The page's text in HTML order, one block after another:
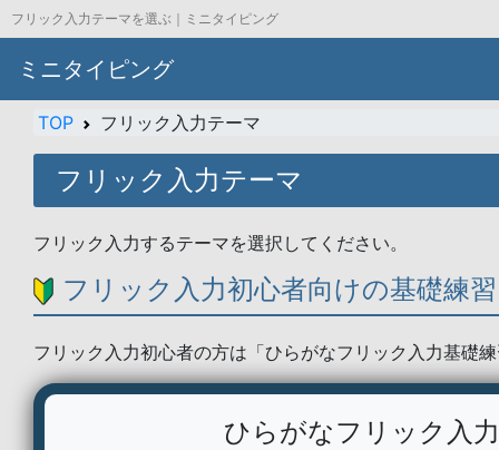
フリック入力テーマを選ぶ｜ミニタイピング
ミニタイピング
TOP フリック入力テーマ
フリック入力テーマ
フリック入力するテーマを選択してください。
フリック入力初心者向けの基礎練
フリック入力初心者の方は「ひらがなフリック入力基礎
ひらがなフリック入